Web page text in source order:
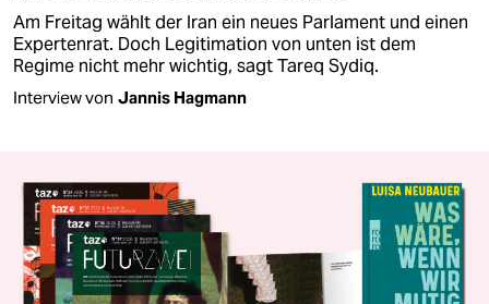
Am Freitag wählt der Iran ein neues Parlament und einen
Expertenrat. Doch Legitimation von unten ist dem
Regime nicht mehr wichtig, sagt Tareq Sydiq.
Interview von Jannis Hagmann